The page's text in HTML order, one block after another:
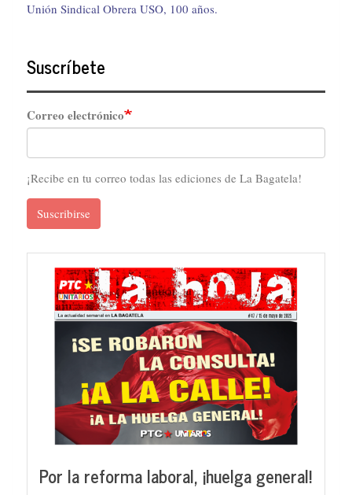
Unión Sindical Obrera USO, 100 años.
Suscríbete
Correo electrónico
¡Recibe en tu correo todas las ediciones de La Bagatela!
Suscribirse
Por la reforma laboral, ¡huelga general!